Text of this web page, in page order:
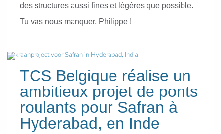
des structures aussi fines et légères que possible.
Tu vas nous manquer, Philippe !
TCS Belgique réalise un
ambitieux projet de ponts
roulants pour Safran à
Hyderabad, en Inde